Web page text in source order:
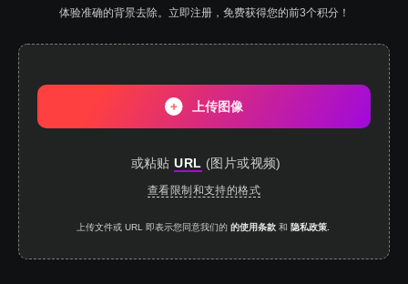
体验准确的背景去除。立即注册，免费获得您的前3个积分！
上传图像
或粘贴 URL (图片或视频)
查看限制和支持的格式
上传文件或 URL 即表示您同意我们的 的使用条款 和 隐私政策.